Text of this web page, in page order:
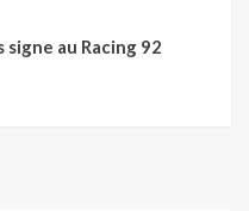
signe au Racing 92